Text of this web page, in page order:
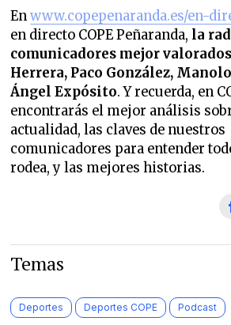
Enwww.copepenaranda.es/en-
en directo COPE Peñaranda, la
comunicadores mejor
Herrera, Paco González,
Ángel Expósito. Y recuerda, en
encontrarás el mejor análisis
actualidad, las claves de nuestros
comunicadores para entender
rodea, y las mejores historias.
Temas
Deportes Deportes COPE Podcast